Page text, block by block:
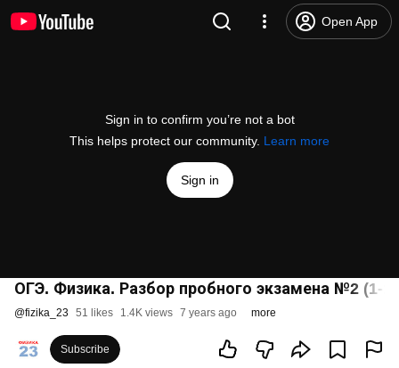
Open App
Sign in to confirm you’re not a bot
This helps protect our community. Learn more
Sign in
ОГЭ. Физика. Разбор пробного экзамена №2 (1-
@fizika_23 51 likes 1.4K views 7 years ago more
Subscribe